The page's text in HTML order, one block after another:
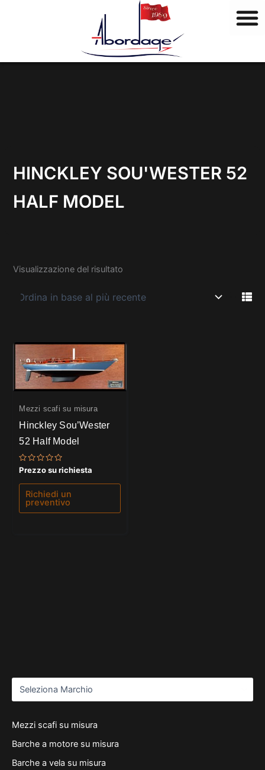
i
Mezzi scafi su misura
Barche a motore su misura
Barche a vela su misura
HINCKLEY SOU'WESTER 52
HALF MODEL
Visualizzazione del risultato
Mezzi scafi su misura
Hinckley Sou’Wester
52 Half Model
Valutato
su
Prezzo su richiesta
Richiedi un
preventivo